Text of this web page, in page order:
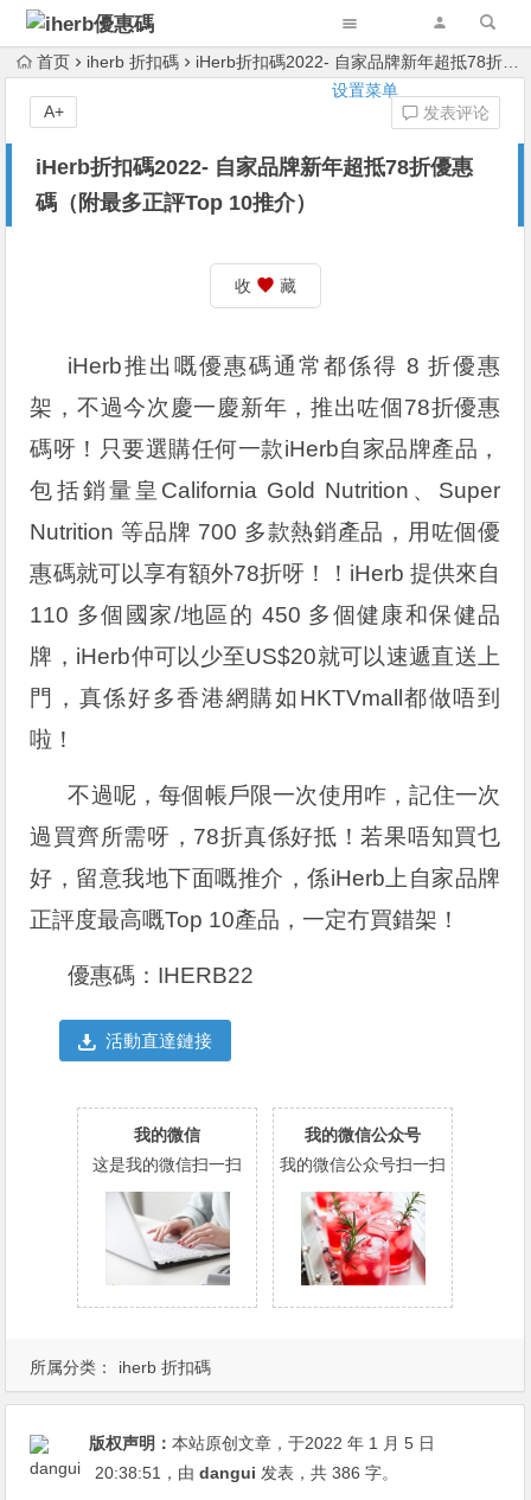
设置菜单
首页 iherb 折扣碼 iHerb折扣碼2022- 自家品牌新年超抵78折優惠碼（附最多正評Top 10推介）
iHerb折扣碼2022- 自家品牌新年超抵78折優惠
碼（附最多正評Top 10推介）
发表评论
A+
所属分类： iherb 折扣碼
收 藏
iHerb推出嘅優惠碼通常都係得 8 折優惠
架，不過今次慶一慶新年，推出咗個78折優惠
碼呀！只要選購任何一款iHerb自家品牌產品，
包括銷量皇California Gold Nutrition、Super
Nutrition 等品牌 700 多款熱銷產品，用咗個優
惠碼就可以享有額外78折呀！！iHerb 提供來自
110 多個國家/地區的 450 多個健康和保健品
牌，iHerb仲可以少至US$20就可以速遞直送上
門，真係好多香港網購如HKTVmall都做唔到
啦！
不過呢，每個帳戶限一次使用咋，記住一次
過買齊所需呀，78折真係好抵！若果唔知買乜
好，留意我地下面嘅推介，係iHerb上自家品牌
正評度最高嘅Top 10產品，一定冇買錯架！
優惠碼：IHERB22
活動直達鏈接
我的微信
这是我的微信扫一扫
我的微信公众号
我的微信公众号扫一扫
版权声明：本站原创文章，于2022 年 1 月 5 日
20:38:51 ，由dangui 发表，共 386 字。